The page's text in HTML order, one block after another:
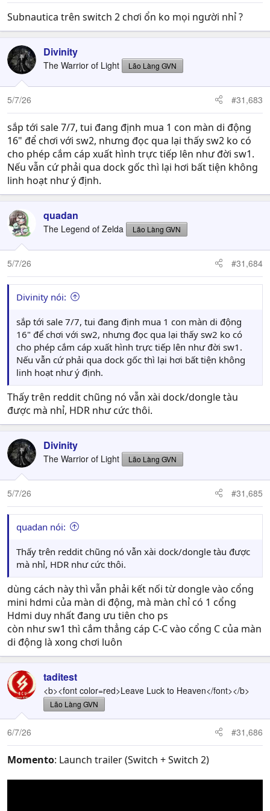
Subnautica trên switch 2 chơi ổn ko mọi người nhỉ ?
Divinity
The Warrior of Light Lão Làng GVN
5/7/26 #31,683
sắp tới sale 7/7, tui đang định mua 1 con màn di động
16" để chơi với sw2, nhưng đọc qua lại thấy sw2 ko có
cho phép cắm cáp xuất hình trực tiếp lên như đời sw1.
Nếu vẫn cứ phải qua dock gốc thì lại hơi bất tiện không
linh hoạt như ý định.
quadan
The Legend of Zelda Lão Làng GVN
5/7/26 #31,684
Divinity nói:
sắp tới sale 7/7, tui đang định mua 1 con màn di động
16" để chơi với sw2, nhưng đọc qua lại thấy sw2 ko có
cho phép cắm cáp xuất hình trực tiếp lên như đời sw1.
Nếu vẫn cứ phải qua dock gốc thì lại hơi bất tiện không
linh hoạt như ý định.
Thấy trên reddit chũng nó vẫn xài dock/dongle tàu
được mà nhỉ, HDR như cức thôi.
Divinity
The Warrior of Light Lão Làng GVN
5/7/26 #31,685
quadan nói:
Thấy trên reddit chũng nó vẫn xài dock/dongle tàu được
mà nhỉ, HDR như cức thôi.
dùng cách này thì vẫn phải kết nối từ dongle vào cổng
mini hdmi của màn di động, mà màn chỉ có 1 cổng
Hdmi duy nhất đang ưu tiên cho ps
còn như sw1 thì cắm thẳng cáp C-C vào cổng C của màn
di động là xong chơi luôn
taditest
<b><font color=red>Leave Luck to Heaven</font></b>
Lão Làng GVN
6/7/26 #31,686
Momento: Launch trailer (Switch + Switch 2)